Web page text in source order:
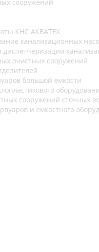
сооружений
КНС АКВАТЕХ
канализационных
диспетчеризации
очистных сооружений
большой емкости
сооружений сточных
и емкостного